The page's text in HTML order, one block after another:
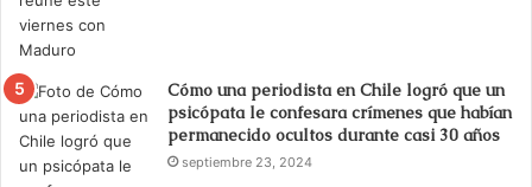
Cómo una periodista en Chile logró que un
psicópata le confesara crímenes que habían
permanecido ocultos durante casi 30 años
septiembre 23, 2024